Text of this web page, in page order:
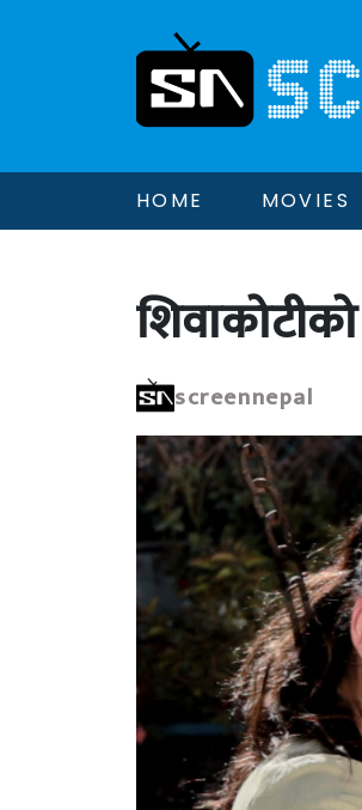
HOME MOVIES
screennepal